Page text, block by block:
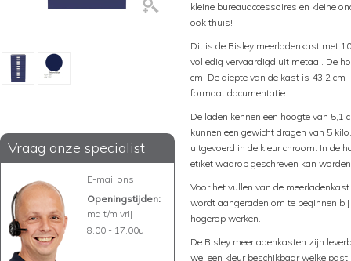
Vraag onze specialist
E-mail ons
Openingstijden:
ma t/m vrij
8.00 - 17.00u
kleine bureauaccessoires en kleine
ook thuis!
Dit is de Bisley meerladenkast met
volledig vervaardigd uit metaal. De
cm. De diepte van de kast is 43,2
formaat documentatie.
De laden kennen een hoogte van
kunnen een gewicht dragen van 5
uitgevoerd in de kleur chroom. In de
etiket waarop geschreven kan
Voor het vullen van de
wordt aangeraden om te beginnen
hogerop werken.
De Bisley meerladenkasten zijn
wel een kleur beschikbaar welke